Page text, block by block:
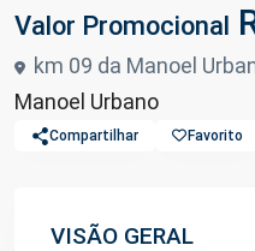
Valor Promocional
km 09 da Manoel
Manoel Urbano
Compartilhar Favorito
VISÃO GERAL